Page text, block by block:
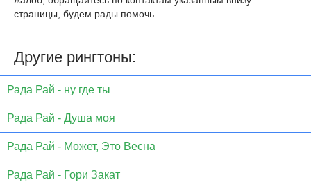
страницы, будем рады помочь.
Другие рингтоны:
Рада Рай - ну где ты
Рада Рай - Душа моя
Рада Рай - Может, Это Весна
Рада Рай - Гори Закат